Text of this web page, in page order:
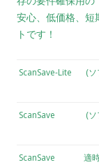
安心、低価格、短
トです！
ScanSave-Lite (
ScanSave (
ScanSave
適